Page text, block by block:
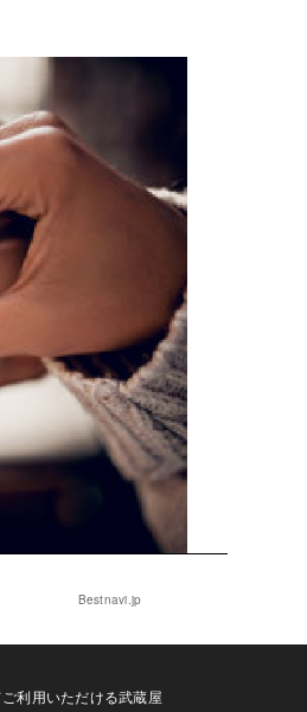
Bestnavi.jp
利用いただける武蔵屋